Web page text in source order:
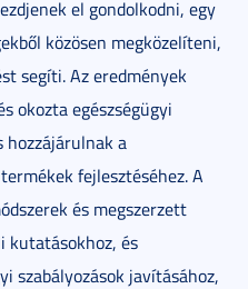
el gondolkodni, egy
közösen megközelíteni,
segíti. Az eredmények
okozta egészségügyi
hozzájárulnak a
fejlesztéséhez. A
és megszerzett
kutatásokhoz, és
szabályozások javításához,